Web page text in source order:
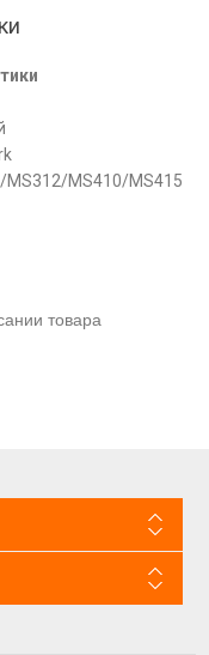
MS312/MS410/MS415
товара